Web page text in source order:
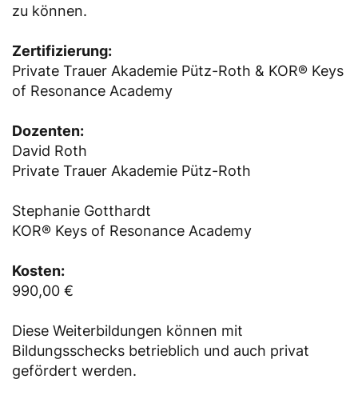
zu können.
Zertifizierung:
Private Trauer Akademie Pütz-Roth & KOR® Keys
of Resonance Academy
Dozenten:
David Roth
Private Trauer Akademie Pütz-Roth
Stephanie Gotthardt
KOR® Keys of Resonance Academy
Kosten:
990,00 €
Diese Weiterbildungen können mit
Bildungsschecks betrieblich und auch privat
gefördert werden.